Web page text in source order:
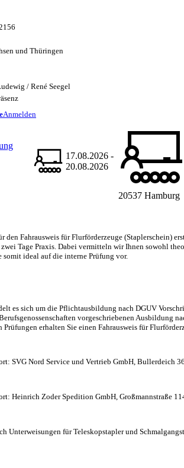
und Thüringen
/ René Seegel
Anmelden
17.08.2026 -
20.08.2026
20537 Hamburg
den Fahrausweis für Flurförderzeuge (Staplerschein)
Tage Praxis. Dabei vermitteln wir Ihnen sowohl
somit ideal auf die interne Prüfung vor.
es sich um die Pflichtausbildung nach DGUV
vorgeschriebenen Ausbildung
Prüfungen erhalten Sie einen Fahrausweis für
SVG Nord Service und Vertrieb GmbH, Bullerdeich
Heinrich Zoder Spedition GmbH, Großmannstraße
Unterweisungen für Teleskopstapler und